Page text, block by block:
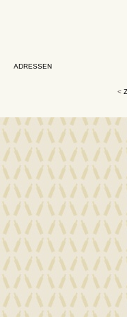
<
ADRESSEN